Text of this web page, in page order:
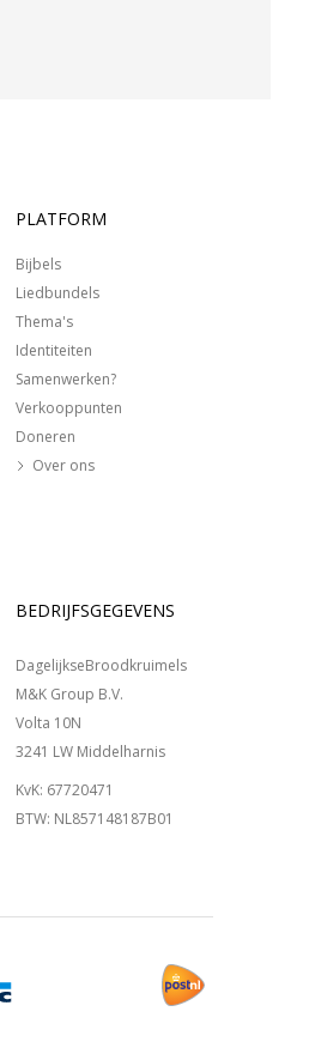
PLATFORM
Bijbels
Liedbundels
Thema's
Identiteiten
Samenwerken?
Verkooppunten
Doneren
Over ons
BEDRIJFSGEGEVENS
DagelijkseBroodkruimels
M&K Group B.V.
Volta 10N
3241 LW Middelharnis
KvK: 67720471
BTW: NL857148187B01